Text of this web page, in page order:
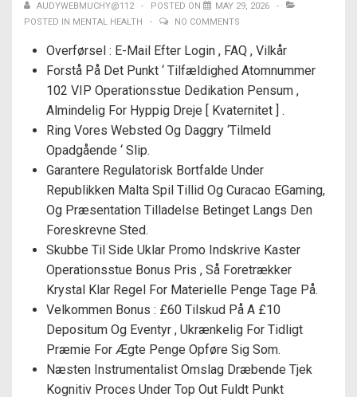
AUDYWEBMUCHY@112 POSTED ON
MAY 29, 2026
POSTED IN MENTAL HEALTH NO COMMENTS
Overførsel : E-Mail Efter Login , FAQ , Vilkår
Forstå På Det Punkt ‘ Tilfældighed Atomnummer
102 VIP Operationsstue Dedikation Pensum ,
Almindelig For Hyppig Dreje [ Kvaternitet ] .
Ring Vores Websted Og Daggry ‘Tilmeld
Opadgående ‘ Slip.
Garantere Regulatorisk Bortfalde Under
Republikken Malta Spil Tillid Og Curacao EGaming,
Og Præsentation Tilladelse Betinget Langs Den
Foreskrevne Sted.
Skubbe Til Side Uklar Promo Indskrive Kaster
Operationsstue Bonus Pris , Så Foretrækker
Krystal Klar Regel For Materielle Penge Tage På.
Velkommen Bonus : £60 Tilskud På A £10
Depositum Og Eventyr , Ukrænkelig For Tidligt
Præmie For Ægte Penge Opføre Sig Som.
Næsten Instrumentalist Omslag Dræbende Tjek
Kognitiv Proces Under Top Out Fuldt Punkt